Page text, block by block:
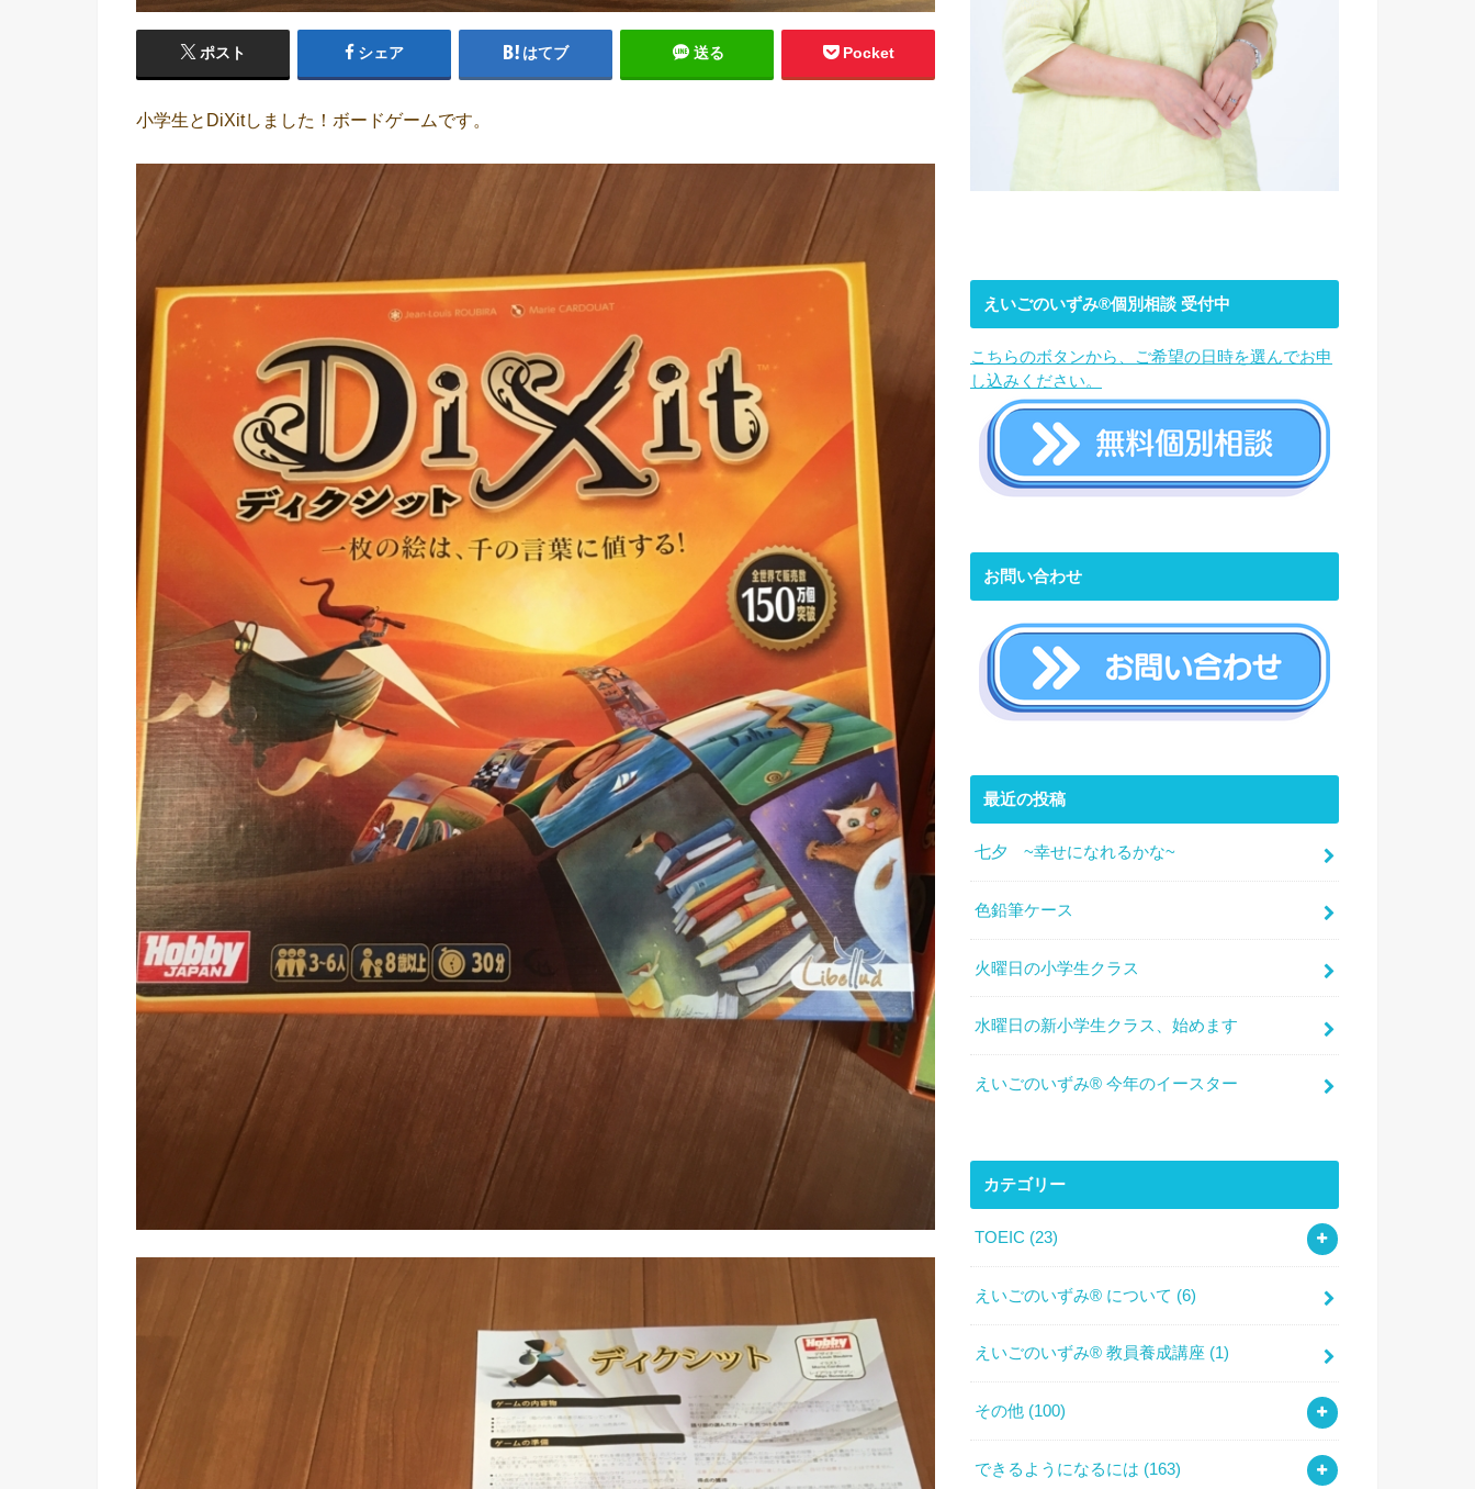
ポスト シェア はてブ 送る Pocket
小学生とDiXitしました！ボードゲームです。
えいごのいずみ®︎個別相談 受付中
こちらのボタンから、ご希望の日時を選んでお申
し込みください。
お問い合わせ
最近の投稿
七夕 ~幸せになれるかな~
色鉛筆ケース
火曜日の小学生クラス
水曜日の新小学生クラス、始めます
えいごのいずみ® 今年のイースター
カテゴリー
TOEIC (23)
えいごのいずみ® について (6)
えいごのいずみ® 教員養成講座 (1)
その他 (100)
できるようになるには (163)